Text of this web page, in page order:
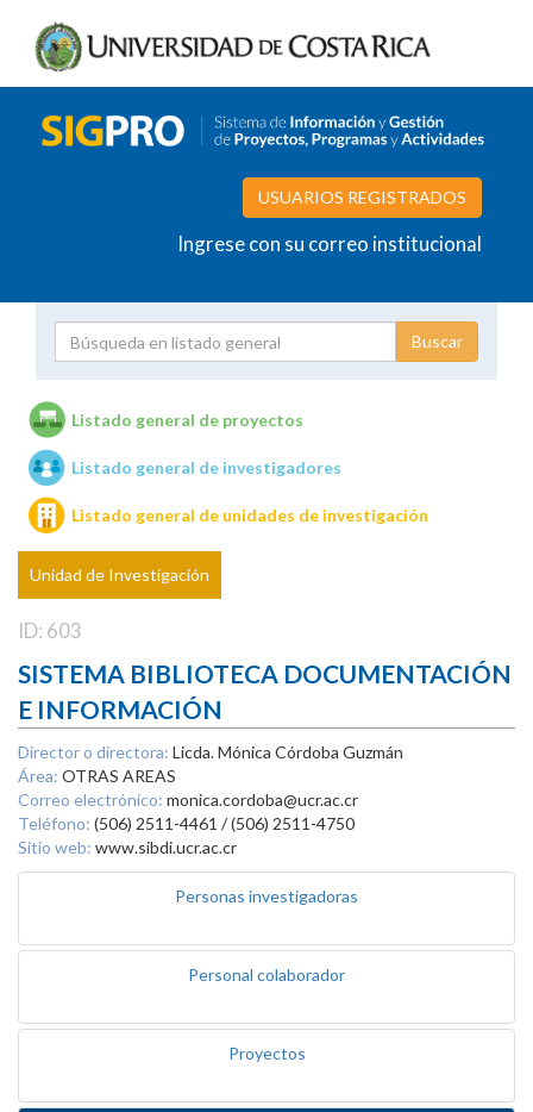
USUARIOS REGISTRADOS
Ingrese con su correo institucional
Unidades de investigación
Listado general de proyectos
Listado general de investigadores
Listado general de unidades de investigación
Unidad de Investigación
ID: 603
SISTEMA BIBLIOTECA DOCUMENTACIÓN
E INFORMACIÓN
Director o directora: Licda. Mónica Córdoba Guzmán
Área: OTRAS AREAS
Correo electrónico: monica.cordoba@ucr.ac.cr
Teléfono: (506) 2511-4461 / (506) 2511-4750
Sitio web: www.sibdi.ucr.ac.cr
Personas investigadoras
Personal colaborador
Proyectos